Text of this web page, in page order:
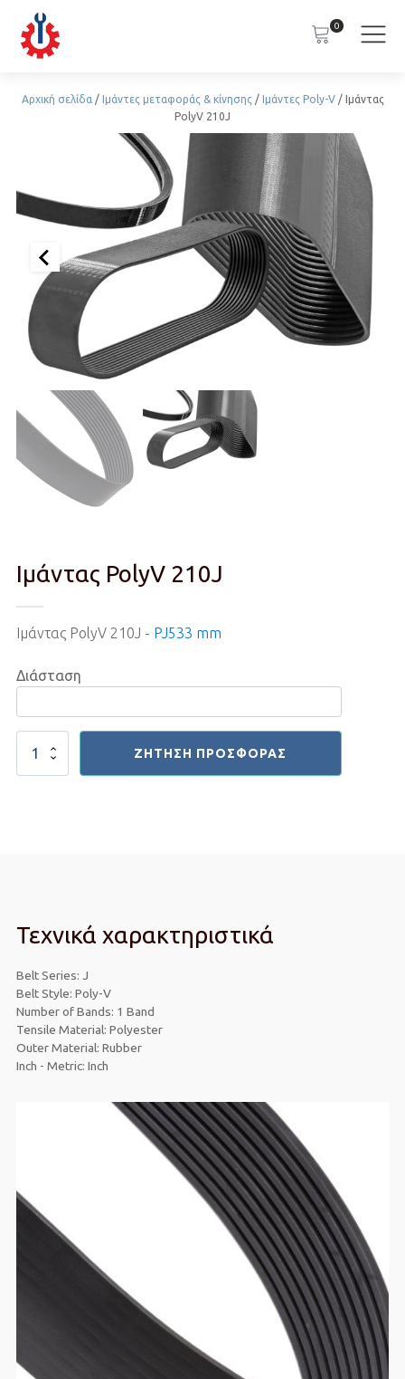
0
Αρχική σελίδα/ Ιμάντες μεταφοράς & κίνησης / Ιμάντες Poly-V/ Ιμάντας
PolyV 210J
Ιμάντας PolyV 210J
Ιμάντας PolyV 210J - PJ533 mm
Διάσταση
Ιμάντας
ΖΉΤΗΣΗ ΠΡΟΣΦΟΡΆΣ
Τεχνικά χαρακτηριστικά
Belt Series: J
Belt Style: Poly-V
Number of Bands: 1 Band
Tensile Material: Polyester
Outer Material: Rubber
Inch - Metric: Inch